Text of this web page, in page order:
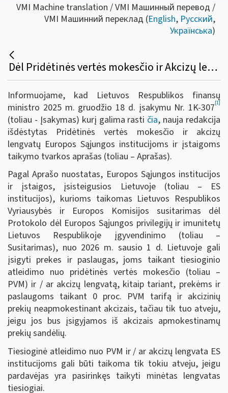
VMI Machine translation / VMI Машинный перевод /
VMI Машинний переклад (English, Русский,
Українська)
Dėl Pridėtinės vertės mokesčio ir Akcizų lengvatų taikymo Europos Sąjungos institucijoms ir įstaigoms
Informuojame, kad Lietuvos Respublikos finansų
ministro 2025 m. gruodžio 18 d. įsakymu Nr. 1K-307[1]
(toliau - Įsakymas) kurį galima rasti čia, nauja redakcija
išdėstytas Pridėtinės vertės mokesčio ir akcizų
lengvatų Europos Sąjungos institucijoms ir įstaigoms
taikymo tvarkos aprašas (toliau – Aprašas).
Pagal Aprašo nuostatas, Europos Sąjungos institucijos
ir įstaigos, įsisteigusios Lietuvoje (toliau – ES
institucijos), kurioms taikomas Lietuvos Respublikos
Vyriausybės ir Europos Komisijos susitarimas dėl
Protokolo dėl Europos Sąjungos privilegijų ir imunitetų
Lietuvos Respublikoje įgyvendinimo (toliau –
Susitarimas), nuo 2026 m. sausio 1 d. Lietuvoje gali
įsigyti prekes ir paslaugas, joms taikant tiesioginio
atleidimo nuo pridėtinės vertės mokesčio (toliau –
PVM) ir / ar akcizų lengvatą, kitaip tariant, prekėms ir
paslaugoms taikant 0 proc. PVM tarifą ir akcizinių
prekių neapmokestinant akcizais, tačiau tik tuo atveju,
jeigu jos bus įsigyjamos iš akcizais apmokestinamų
prekių sandėlių.
Tiesioginė atleidimo nuo PVM ir / ar akcizų lengvata ES
institucijoms gali būti taikoma tik tokiu atveju, jeigu
pardavėjas yra pasirinkęs taikyti minėtas lengvatas
tiesiogiai.